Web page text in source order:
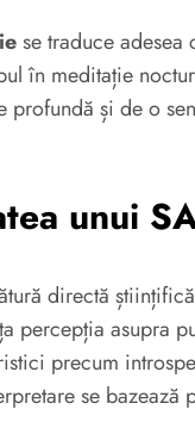
se traduce
în meditație
profundă și de o
unui
directă
percepția asupra
precum
se